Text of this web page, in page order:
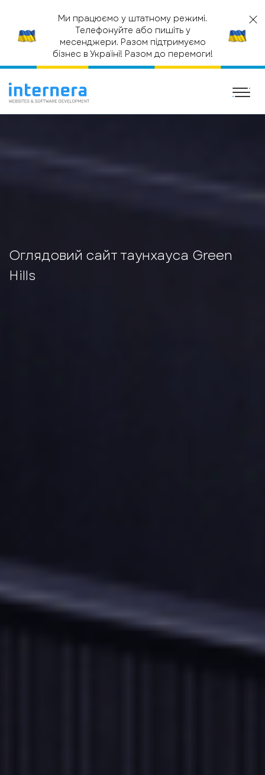
Ми працюємо у штатному режимі.
Телефонуйте або пишіть у
месенджери. Разом підтримуємо
бізнес в Україні! Разом до перемоги!
ГОЛОВНА ПРОМО-СТОРІНКИ
ОГЛЯДОВИЙ САЙТ
ТАУНХАУСА GREEN HILLS
Оглядовий сайт таунхауса Green
Hills